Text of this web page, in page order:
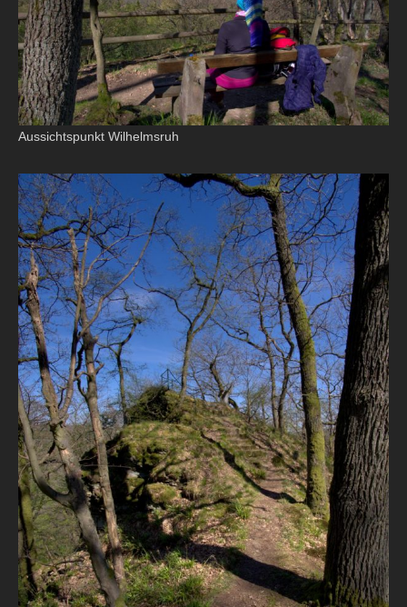
Aussichtspunkt Wilhelmsruh